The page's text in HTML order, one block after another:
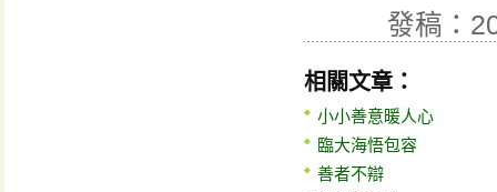
發稿：
相關文章：
小小善意暖人心
臨大海悟包容
善者不辯